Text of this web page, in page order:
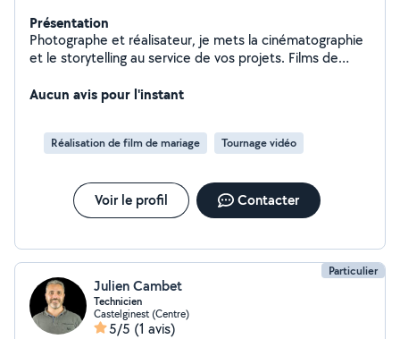
Présentation
Photographe et réalisateur, je mets la cinématographie
et le storytelling au service de vos projets. Films de
votre entreprise : je réalise des contenus visuels sur
votre communication.
Aucun avis pour l'instant
Réalisation de film de mariage Tournage vidéo
Voir le profil Contacter
Particulier
Julien Cambet
Technicien
Castelginest (Centre)
5/5 (1 avis)